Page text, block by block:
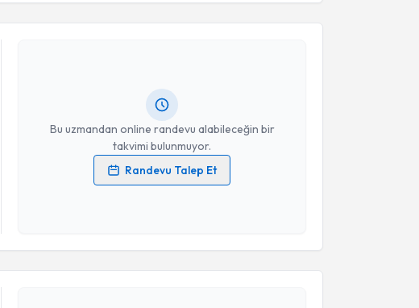
Takvim Talebini Gönder
Bu uzmandan online randevu alabileceğin bir
takvimi bulunmuyor.
Randevu Talep Et
Psk. Dan. Furkan Yaylacık
Kişisel verilerimin işlenmesine ilişkinAydınlatma Metni
Takvim Talebini Gönder
Randevu Takvimi Talebi
Klinik Psikolog Betül Palancı